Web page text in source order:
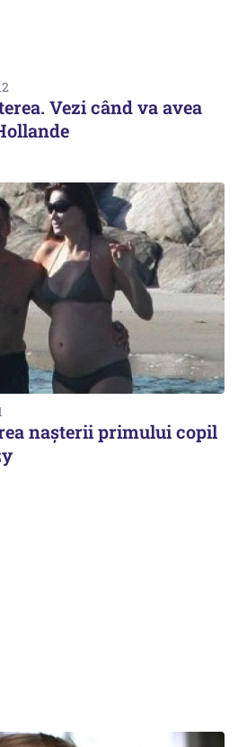
Vezi când va avea
nașterii primului copil